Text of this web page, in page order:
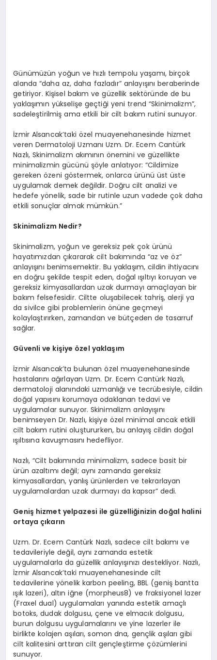
Günümüzün yoğun ve hızlı tempolu yaşamı, birçok
alanda “daha az, daha fazladır” anlayışını beraberinde
getiriyor. Kişisel bakım ve güzellik sektöründe de bu
yaklaşımın yükselişe geçtiği yeni trend “Skinimalizm”,
sadeleştirilmiş ama etkili bir cilt bakım rutini sunuyor.
İzmir Alsancak’taki özel muayenehanesinde hizmet
veren Dermatoloji Uzmanı Uzm. Dr. Ecem Cantürk
Nazlı, Skinimalizm akımının önemini ve güzellikte
minimalizmin gücünü şöyle anlatıyor: “Cildimize
gereken özeni göstermek, onlarca ürünü üst üste
uygulamak demek değildir. Doğru cilt analizi ve
hedefe yönelik, sade bir rutinle uzun vadede çok daha
etkili sonuçlar almak mümkün.”
Skinimalizm Nedir?
Skinimalizm, yoğun ve gereksiz pek çok ürünü
hayatımızdan çıkararak cilt bakımında “az ve öz”
anlayışını benimsemektir. Bu yaklaşım, cildin ihtiyacını
en doğru şekilde tespit eden, doğal ışıltıyı koruyan ve
gereksiz kimyasallardan uzak durmayı amaçlayan bir
bakım felsefesidir. Ciltte oluşabilecek tahriş, alerji ya
da sivilce gibi problemlerin önüne geçmeyi
kolaylaştırırken, zamandan ve bütçeden de tasarruf
sağlar.
Güvenli ve kişiye özel yaklaşım
İzmir Alsancak’ta bulunan özel muayenehanesinde
hastalarını ağırlayan Uzm. Dr. Ecem Cantürk Nazlı,
dermatoloji alanındaki uzmanlığı ve tecrübesiyle, cildin
doğal yapısını korumaya odaklanan tedavi ve
uygulamalar sunuyor. Skinimalizm anlayışını
benimseyen Dr. Nazlı, kişiye özel minimal ancak etkili
cilt bakım rutini oluştururken, bu anlayış cildin doğal
ışıltısına kavuşmasını hedefliyor.
Nazlı, “Cilt bakımında minimalizm, sadece basit bir
ürün azaltımı değil; aynı zamanda gereksiz
kimyasallardan, yanlış ürünlerden ve tekrarlayan
uygulamalardan uzak durmayı da kapsar” dedi.
Geniş hizmet yelpazesi ile güzelliğinizin doğal halini
ortaya çıkarın
Uzm. Dr. Ecem Cantürk Nazlı, sadece cilt bakımı ve
tedavileriyle değil, aynı zamanda estetik
uygulamalarla da güzellik anlayışınızı destekliyor. Nazlı,
İzmir Alsancak’taki muayenehanesinde cilt
tedavilerine yönelik karbon peeling, BBL (geniş bantta
ışık lazeri), altın iğne (morpheus8) ve fraksiyonel lazer
(Fraxel dual) uygulamaları yanında estetik amaçlı
botoks, dudak dolgusu, çene ve elmacık dolgusu,
burun dolgusu uygulamalarını ve yine lazerler ile
birlikte kolajen aşıları, somon dna, gençlik aşıları gibi
cilt kalitesini arttıran cilt gençleştirme çözümlerini
sunuyor.